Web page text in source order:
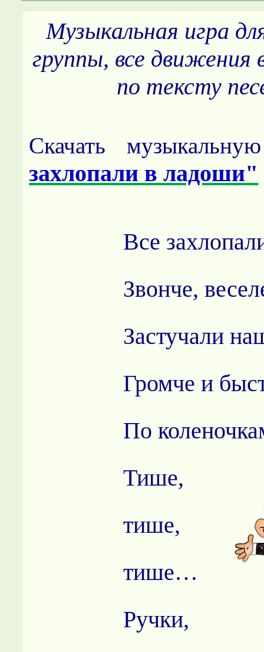
Музыкальная игра
группы, все движения
по тексту
Скачать
захлопали в ладоши"
Все
Звонче,
Застучали
Громче и
По
Тише,
тише,
тише…
Ручки,